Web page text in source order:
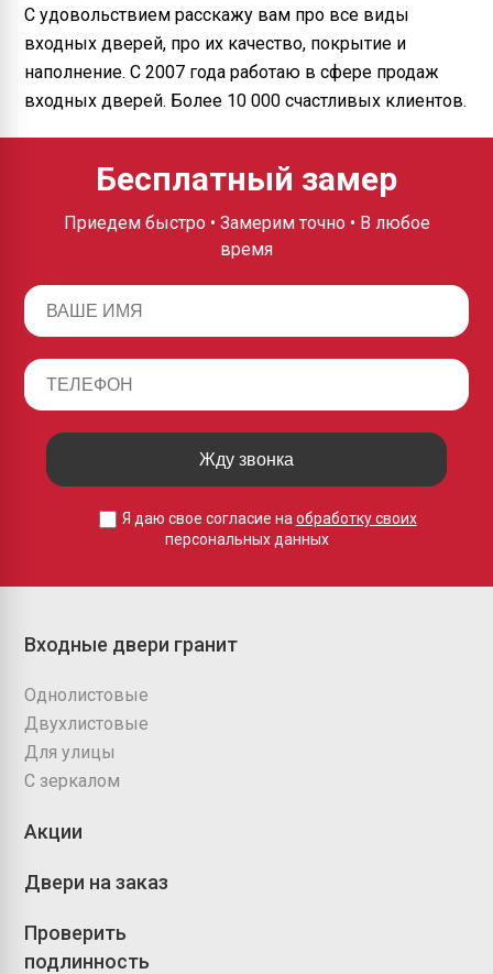
С удовольствием расскажу вам про все виды
входных дверей, про их качество, покрытие и
наполнение. С 2007 года работаю в сфере продаж
входных дверей. Более 10 000 счастливых клиентов.
Бесплатный замер
Приедем быстро • Замерим точно • В любое
время
Жду звонка
Я даю свое согласие на обработку своих
персональных данных
Входные двери гранит
Однолистовые
Двухлистовые
Для улицы
С зеркалом
Акции
Двери на заказ
Проверить
подлинность